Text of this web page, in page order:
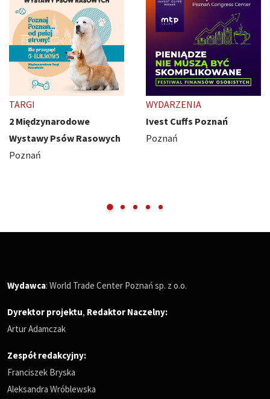
TARGI
2 Międzynarodowe
Wystawy Psów Rasowych
Poznań
WYDARZENIA
Ivest Cuffs Poznań
Poznań
Wydawca: World Trade Center Poznań sp. z o.o.
Dyrektor projektu, Redaktor Naczelny:
Artur Adamczak
Zespół redakcyjny:
Franciszek Bryska
Aleksandra Wróblewska